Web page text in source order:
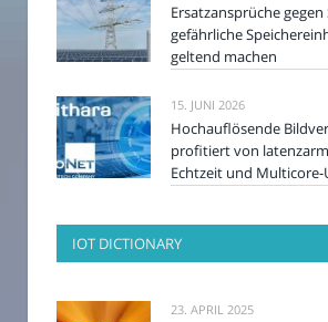
Ersatzansprüche gegen
gefährliche
geltend machen
15. JUNI 2026
Hochauflösende
profitiert von
Echtzeit und
IOT DICTIONARY
23. APRIL 2025